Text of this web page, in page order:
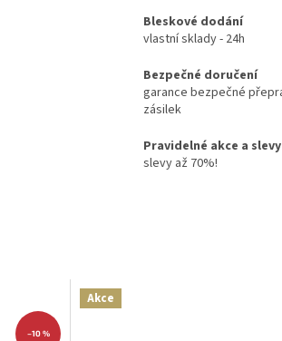
Bleskové dodání
vlastní sklady - 24h
Bezpečné doručení
garance bezpečné
zásilek
Pravidelné akce a slevy
slevy až 70%!
–10 %
Akce